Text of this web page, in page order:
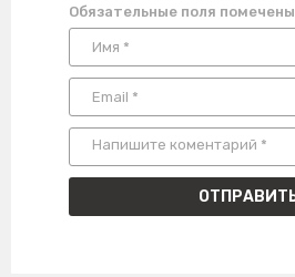
Обязательные поля помечены